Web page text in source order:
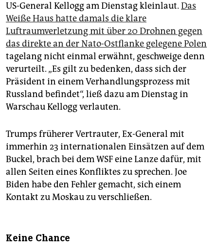
US-General Kellogg am Dienstag kleinlaut. Das
Weiße Haus hatte damals die klare
Luftraumverletzung mit über 20 Drohnen gegen
das direkte an der Nato-Ostflanke gelegene Polen
tagelang nicht einmal erwähnt, geschweige denn
verurteilt. „Es gilt zu bedenken, dass sich der
Präsident in einem Verhandlungsprozess mit
Russland befindet“, ließ dazu am Dienstag in
Warschau Kellogg verlauten.
Trumps früherer Vertrauter, Ex-General mit
immerhin 23 internationalen Einsätzen auf dem
Buckel, brach bei dem WSF eine Lanze dafür, mit
allen Seiten eines Konfliktes zu sprechen. Joe
Biden habe den Fehler gemacht, sich einem
Kontakt zu Moskau zu verschließen.
Keine Chance